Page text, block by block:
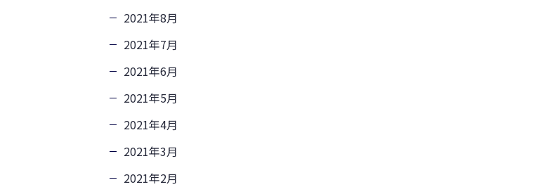
2021年8月
2021年7月
2021年6月
2021年5月
2021年4月
2021年3月
2021年2月